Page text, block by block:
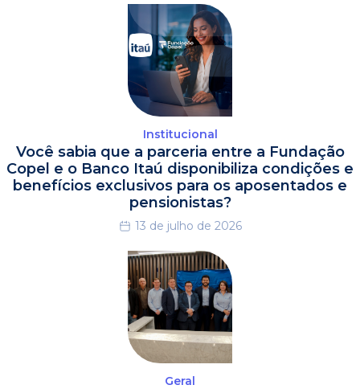
Institucional
Você sabia que a parceria entre a Fundação
Copel e o Banco Itaú disponibiliza condições e
benefícios exclusivos para os aposentados e
pensionistas?
13 de julho de 2026
Geral